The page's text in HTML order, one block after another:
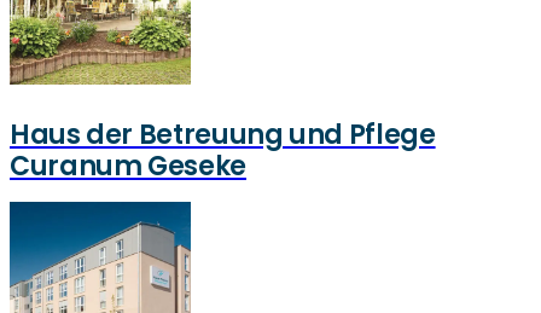
Haus der Betreuung und Pflege
Curanum Geseke